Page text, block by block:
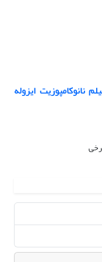
نانوکامپوزیت ایزوله